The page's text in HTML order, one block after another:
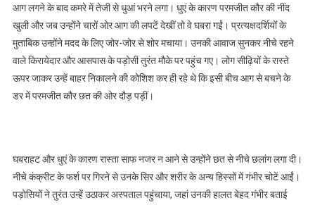
आग लगने के बाद कमरे में तेजी से धुआं भरने लगा। धुएं के कारण परमजीत कौर की नींद
खुली और जब उन्होंने चारों ओर आग की लपटें देखीं तो वे घबरा गईं। प्रत्यक्षदर्शियों के
मुताबिक उन्होंने मदद के लिए जोर-जोर से शोर मचाया। उनकी आवाज सुनकर नीचे रहने
वाले किरायेदार और आसपास के पड़ोसी तुरंत मौके पर पहुंच गए। लोग सीढ़ियों के रास्ते
ऊपर जाकर उन्हें बाहर निकालने की कोशिश कर ही रहे थे कि इसी बीच आग से बचने के
डर में परमजीत कौर छत की ओर दौड़ पड़ीं।
घबराहट और धुएं के कारण रास्ता साफ नजर न आने से उन्होंने छत से नीचे छलांग लगा दी।
नीचे कंक्रीट के फर्श पर गिरने से उनके सिर और शरीर के अन्य हिस्सों में गंभीर चोटें आईं।
पड़ोसियों ने तुरंत उन्हें उठाकर अस्पताल पहुंचाया, जहां उनकी हालत बेहद गंभीर बताई